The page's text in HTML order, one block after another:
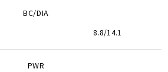
BC/DIA
8.8/14.1
PWR